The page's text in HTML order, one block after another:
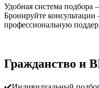
Удобная система
Бронируйте
профессиональную
Гражданство и